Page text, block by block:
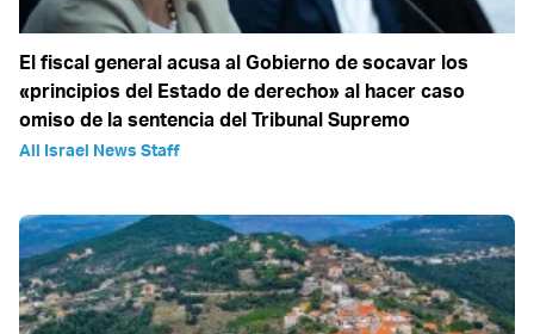
El fiscal general acusa al Gobierno de socavar los
«principios del Estado de derecho» al hacer caso
omiso de la sentencia del Tribunal Supremo
All Israel News Staff